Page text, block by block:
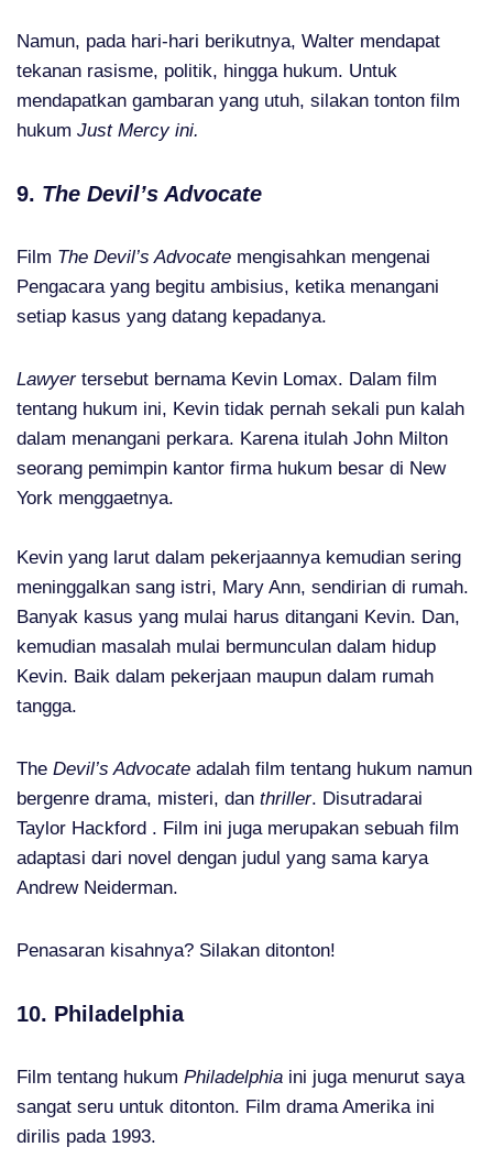
Namun, pada hari-hari berikutnya, Walter mendapat
tekanan rasisme, politik, hingga hukum. Untuk
mendapatkan gambaran yang utuh, silakan tonton film
hukum Just Mercy ini.
9. The Devil’s Advocate
Film The Devil’s Advocate mengisahkan mengenai
Pengacara yang begitu ambisius, ketika menangani
setiap kasus yang datang kepadanya.
Lawyer tersebut bernama Kevin Lomax. Dalam film
tentang hukum ini, Kevin tidak pernah sekali pun kalah
dalam menangani perkara. Karena itulah John Milton
seorang pemimpin kantor firma hukum besar di New
York menggaetnya.
Kevin yang larut dalam pekerjaannya kemudian sering
meninggalkan sang istri, Mary Ann, sendirian di rumah.
Banyak kasus yang mulai harus ditangani Kevin. Dan,
kemudian masalah mulai bermunculan dalam hidup
Kevin. Baik dalam pekerjaan maupun dalam rumah
tangga.
The Devil’s Advocate adalah film tentang hukum namun
bergenre drama, misteri, dan thriller. Disutradarai
Taylor Hackford . Film ini juga merupakan sebuah film
adaptasi dari novel dengan judul yang sama karya
Andrew Neiderman.
Penasaran kisahnya? Silakan ditonton!
10. Philadelphia
Film tentang hukum Philadelphia ini juga menurut saya
sangat seru untuk ditonton. Film drama Amerika ini
dirilis pada 1993.